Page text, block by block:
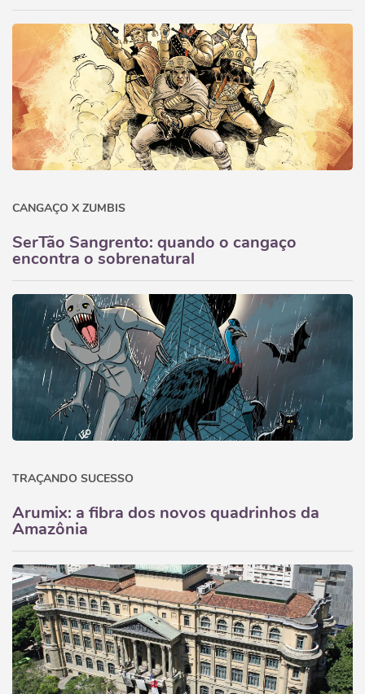
CANGAÇO X ZUMBIS
SerTão Sangrento: quando o cangaço
encontra o sobrenatural
TRAÇANDO SUCESSO
Arumix: a fibra dos novos quadrinhos da
Amazônia